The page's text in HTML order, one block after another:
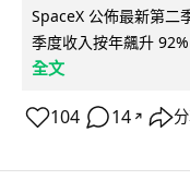
SpaceX 公佈最新第二
季度收入按年飆升
全文
104 14 ↗